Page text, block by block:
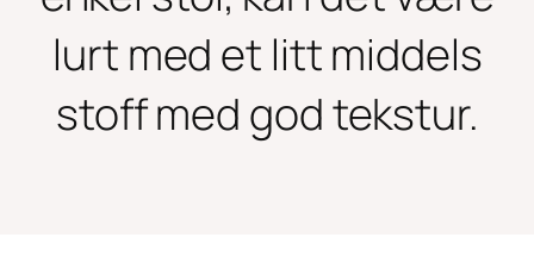
lurt med et litt middels
stoff med god tekstur.